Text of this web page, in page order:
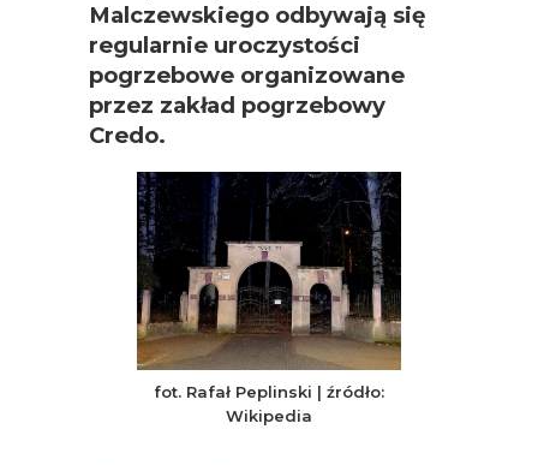
Malczewskiego odbywają się
regularnie uroczystości
pogrzebowe organizowane
przez zakład pogrzebowy
Credo.
fot. Rafał Peplinski | źródło:
Wikipedia